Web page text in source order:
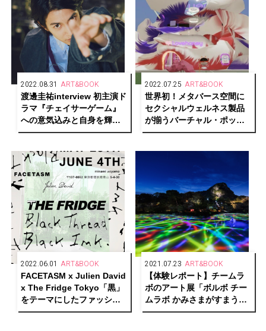
2022.08.31 ART&BOOK
渡邊圭祐interview 初主演ド
ラマ『チェイサーゲーム』
への意気込みと自身を輝か
せるために欠かせない地元
2022.07.25 ART&BOOK
世界初！メタバース空間に
セクシャルウェルネス製品
が揃うバーチャル・ポップ
アップストア
2022.06.01 ART&BOOK
FACETASM x Julien David
x The Fridge Tokyo「黒」
をテーマにしたファッショ
ン×アートイベントが開催中
2021.07.23 ART&BOOK
【体験レポート】チームラ
ボのアート展「ボルボ チー
ムラボ かみさまがすまう
森」佐賀・御船山楽園で開